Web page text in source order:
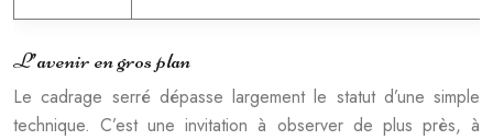
L’avenir en gros plan
Le cadrage serré dépasse largement le statut d’une simple
technique. C’est une invitation à observer de plus près, à